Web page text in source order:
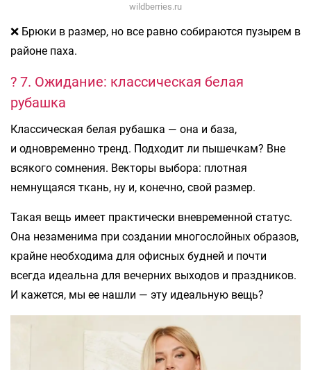
wildberries.ru
❌ Брюки в размер, но все равно собираются пузырем в
районе паха.
? 7. Ожидание: классическая белая
рубашка
Классическая белая рубашка — она и база,
и одновременно тренд. Подходит ли пышечкам? Вне
всякого сомнения. Векторы выбора: плотная
немнущаяся ткань, ну и, конечно, свой размер.
Такая вещь имеет практически вневременной статус.
Она незаменима при создании многослойных образов,
крайне необходима для офисных будней и почти
всегда идеальна для вечерних выходов и праздников.
И кажется, мы ее нашли — эту идеальную вещь?